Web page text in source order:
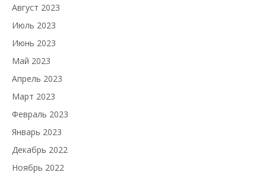
Август 2023
Июль 2023
Июнь 2023
Май 2023
Апрель 2023
Март 2023
Февраль 2023
Январь 2023
Декабрь 2022
Ноябрь 2022